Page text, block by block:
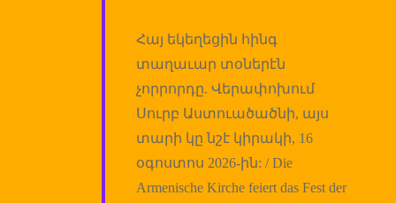
Հայ եկեղեցին հինգ
տաղաւար տօներէն
չորրորդը. Վերափոխում
Սուրբ Աստուածածնի, այս
տարի կը նշէ կիրակի, 16
օգոստոս 2026-ին: / Die
Armenische Kirche feiert das Fest der